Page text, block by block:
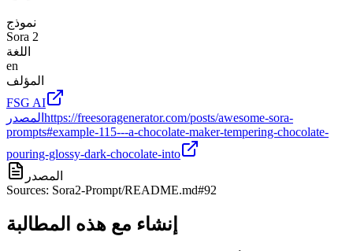
نموذج
Sora 2
اللغة
en
المؤلف
FSG AI
المصدر https://freesoragenerator.com/posts/awesome-sora-
prompts#example-115---a-chocolate-maker-tempering-chocolate-
pouring-glossy-dark-chocolate-into
المصدر
Sources: Sora2-Prompt/README.md#92
إنشاء مع هذه المطالبة